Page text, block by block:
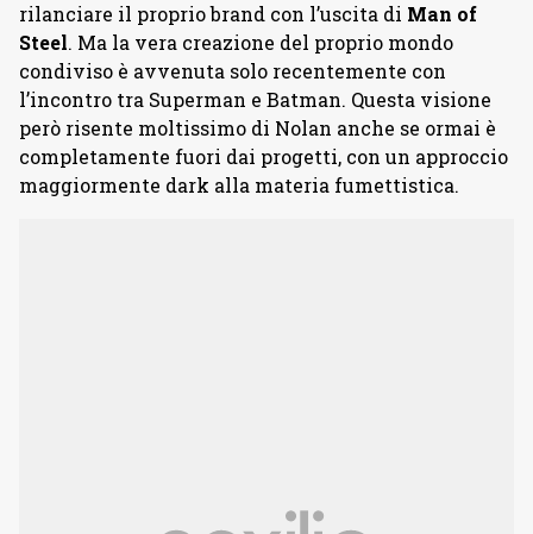
rilanciare il proprio brand con l’uscita di Man of
Steel. Ma la vera creazione del proprio mondo
condiviso è avvenuta solo recentemente con
l’incontro tra Superman e Batman. Questa visione
però risente moltissimo di Nolan anche se ormai è
completamente fuori dai progetti, con un approccio
maggiormente dark alla materia fumettistica.